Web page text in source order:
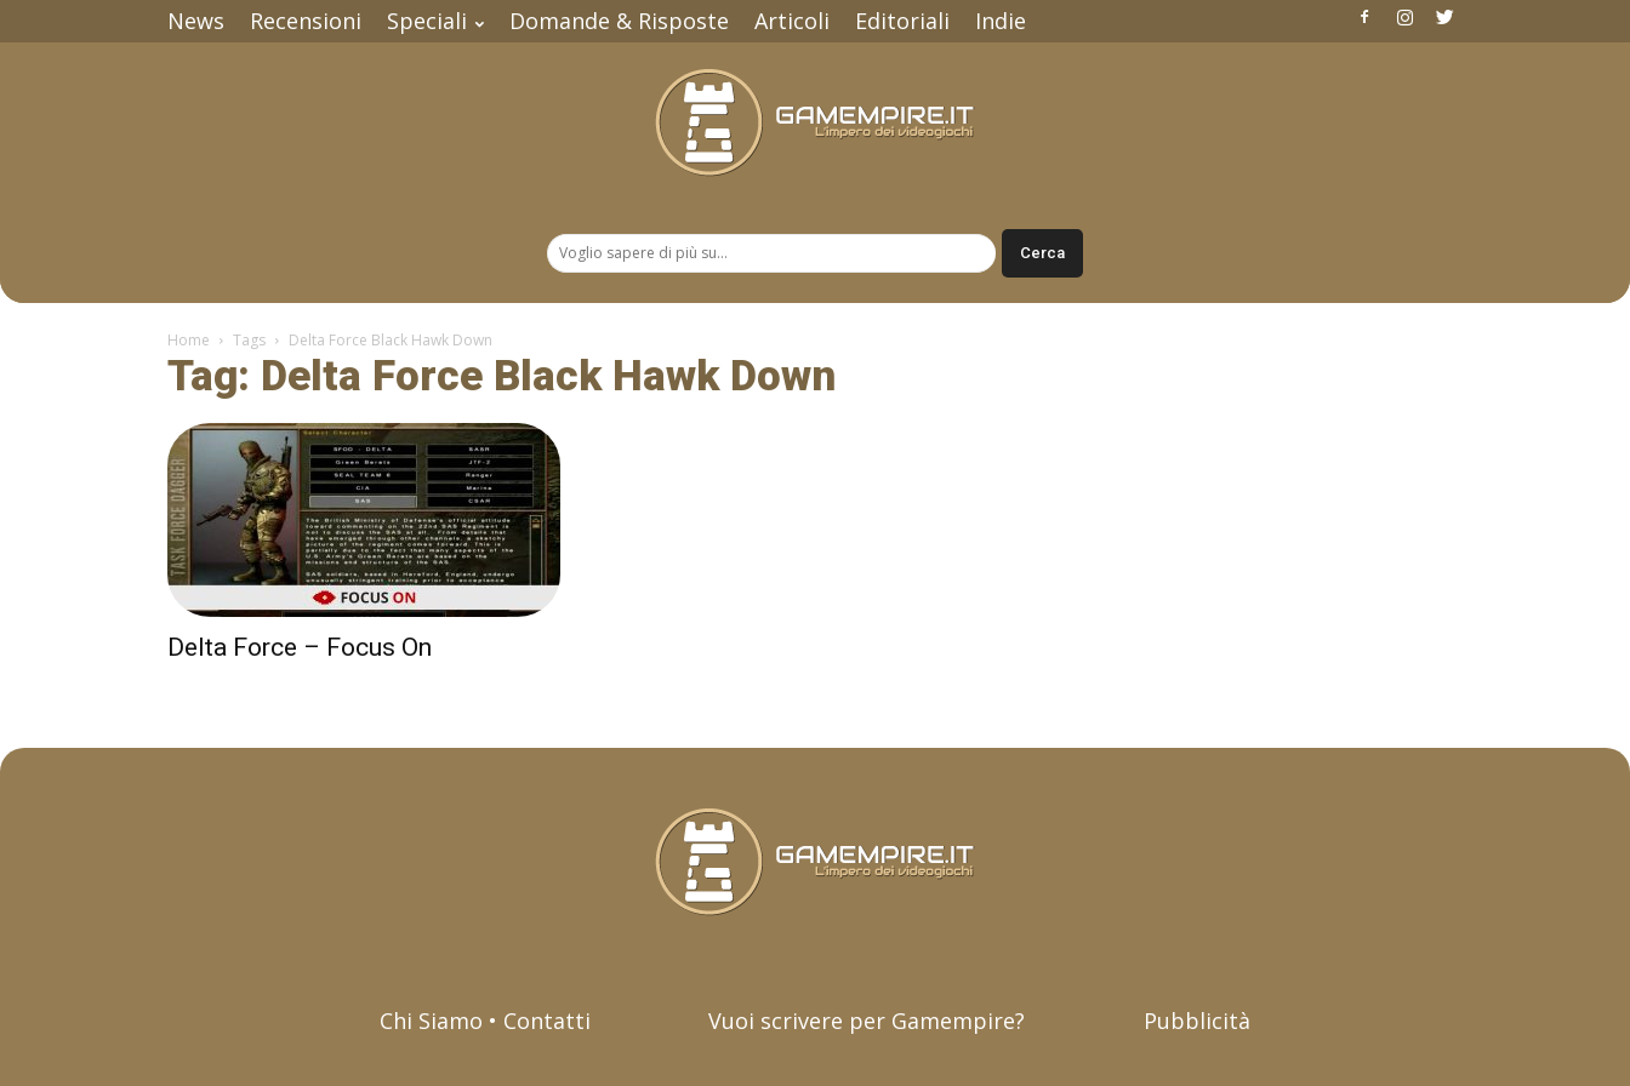
News Recensioni Speciali Domande & Risposte Articoli Editoriali Indie
Home Tags Delta Force Black Hawk Down
Tag: Delta Force Black Hawk Down
Delta Force – Focus On
Chi Siamo • Contatti Vuoi scrivere per Gamempire? Pubblicità